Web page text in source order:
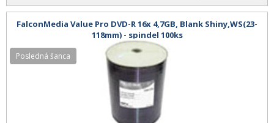
FalconMedia Value Pro DVD-R 16x 4,7GB, Blank Shiny,WS(23-
118mm) - spindel 100ks
Posledná šanca